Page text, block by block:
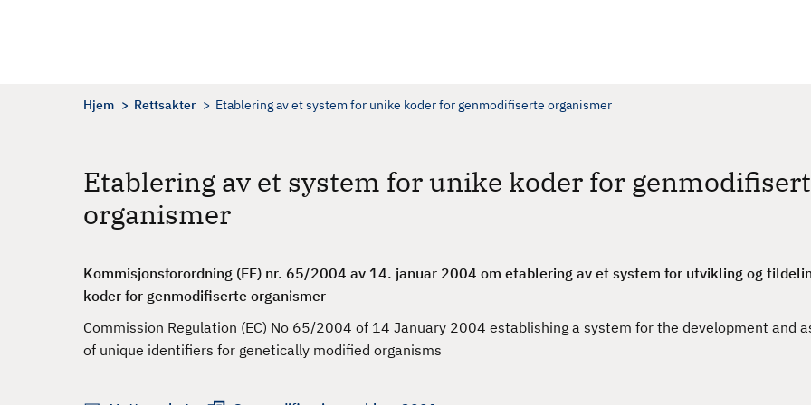
Hjem Rettsakter Etablering av et system for unike koder for genmodifiserte organismer
Etablering av et system for unike koder for
organismer
Kommisjonsforordning (EF) nr. 65/2004 av 14. januar 2004 om etablering av et system for utvikling og
koder for genmodifiserte organismer
Commission Regulation (EC) No 65/2004 of 14 January 2004 establishing a system for the development and
of unique identifiers for genetically modified organisms